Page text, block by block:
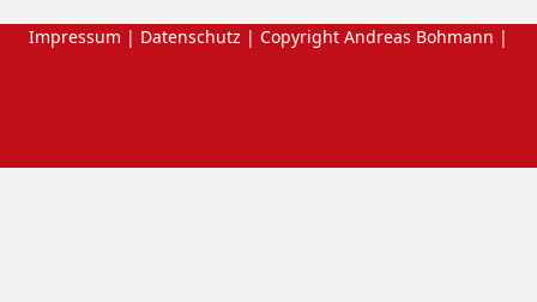
Impressum | Datenschutz | Copyright Andreas Bohmann |